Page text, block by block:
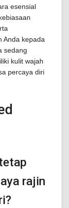
esensial
Anda kepada
sedang
kulit wajah
percaya diri
rajin